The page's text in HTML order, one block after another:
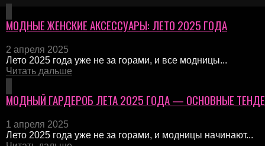
МОДНЫЕ ЖЕНСКИЕ АКСЕССУАРЫ: ЛЕТО 2025 ГОДА
2 апреля 2025
Лето 2025 года уже не за горами, и все модницы...
Читать дальше
МОДНЫЙ ГАРДЕРОБ ЛЕТА 2025 ГОДА — ОСНОВНЫЕ
1 апреля 2025
Лето 2025 года уже не за горами, и модницы начинают...